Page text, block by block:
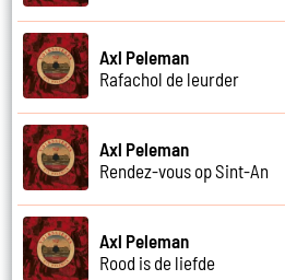
Axl Peleman
Rafachol de leurder
Axl Peleman
Rendez-vous op Sint-An
Axl Peleman
Rood is de liefde